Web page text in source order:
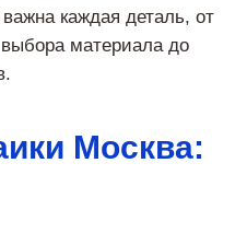
каждая деталь, от
выбора материала до
Москва: